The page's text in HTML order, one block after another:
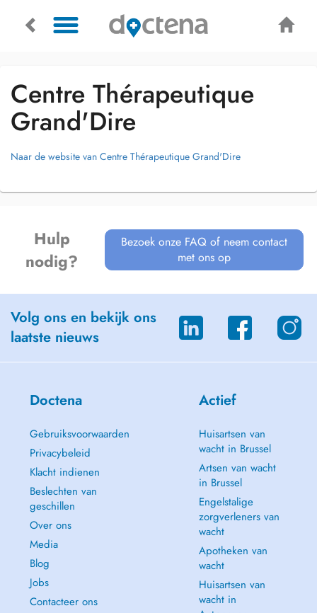
Centre Thérapeutique
Grand'Dire
Naar de website van Centre Thérapeutique Grand'Dire
Hulp
nodig?
Bezoek onze FAQ of neem contact
met ons op
Volg ons en bekijk ons
laatste nieuws
Doctena
Gebruiksvoorwaarden
Privacybeleid
Klacht indienen
Beslechten van
geschillen
Over ons
Media
Blog
Jobs
Contacteer ons
Actief
Huisartsen van
wacht in Brussel
Artsen van wacht
in Brussel
Engelstalige
zorgverleners van
wacht
Apotheken van
wacht
Huisartsen van
wacht in